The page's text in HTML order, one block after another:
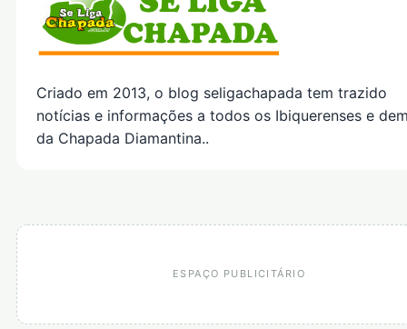
Criado em 2013, o blog seligachapada tem trazido
notícias e informações a todos os Ibiquerenses e
da Chapada Diamantina..
ESPAÇO PUBLICITÁRIO